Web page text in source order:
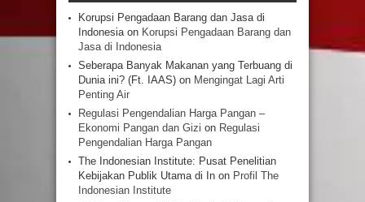
Korupsi Pengadaan Barang dan Jasa di
Indonesiaon Korupsi Pengadaan Barang dan
Jasa di Indonesia
Seberapa Banyak Makanan yang Terbuang di
Dunia ini? (Ft. IAAS) on Mengingat Lagi Arti
Penting Air
Regulasi Pengendalian Harga Pangan –
Ekonomi Pangan dan Gizi on Regulasi
Pengendalian Harga Pangan
The Indonesian Institute: Pusat Penelitian
Kebijakan Publik Utama di In on Profil The
Indonesian Institute